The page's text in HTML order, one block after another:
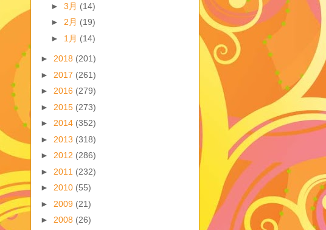
► 3月 (14)
► 2月 (19)
► 1月 (14)
► 2018 (201)
► 2017 (261)
► 2016 (279)
► 2015 (273)
► 2014 (352)
► 2013 (318)
► 2012 (286)
► 2011 (232)
► 2010 (55)
► 2009 (21)
► 2008 (26)